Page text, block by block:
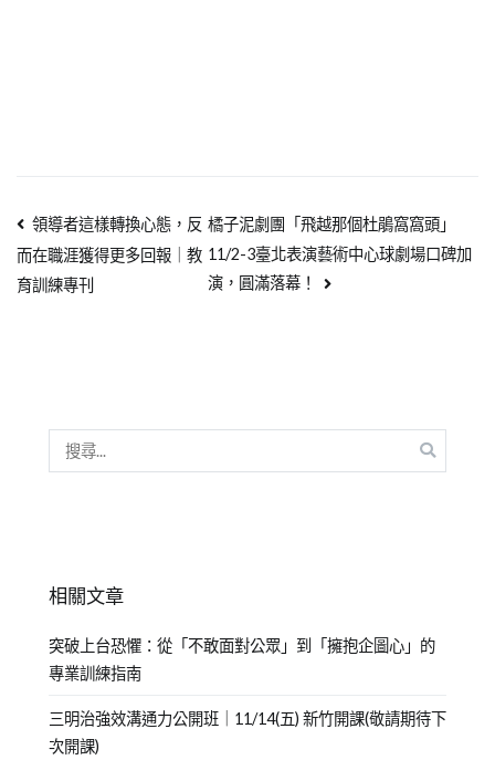
領導者這樣轉換心態，反
而在職涯獲得更多回報｜教
育訓練專刊
橘子泥劇團「飛越那個杜鵑窩窩頭」
11/2-3臺北表演藝術中心球劇場口碑加
演，圓滿落幕！
相關文章
突破上台恐懼：從「不敢面對公眾」到「擁抱企圖心」的
專業訓練指南
三明治強效溝通力公開班｜11/14(五) 新竹開課(敬請期待下
次開課)